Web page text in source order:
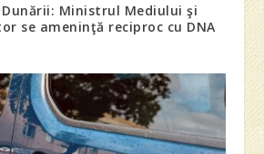
Ministrul Mediului şi
se ameninţă reciproc cu DNA